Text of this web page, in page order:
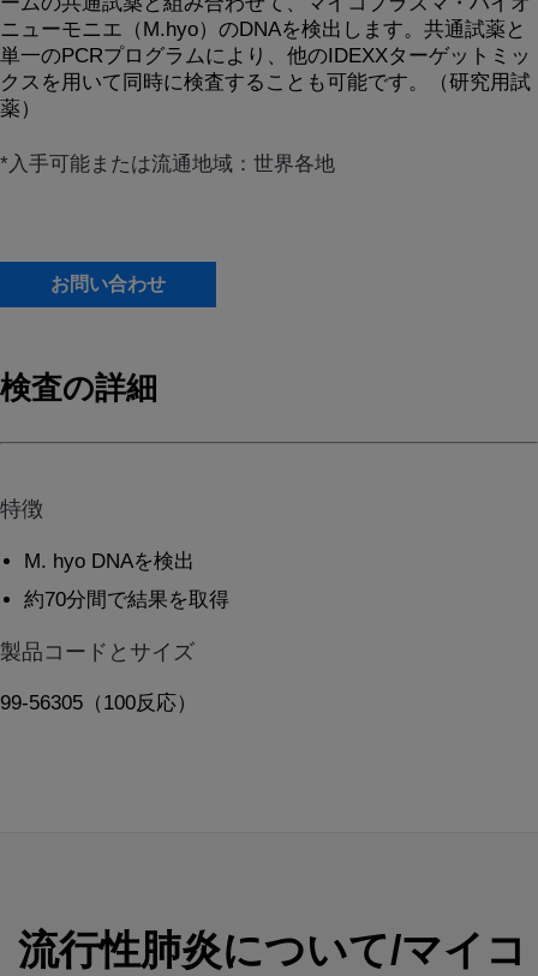
ニューモニエ（M.hyo）のDNAを検出します。共通試薬と
単一のPCRプログラムにより、他のIDEXXターゲットミッ
クスを用いて同時に検査することも可能です。（研究用試
薬）
*入手可能または流通地域：世界各地
お問い合わせ
検査の詳細
特徴
M. hyo DNAを検出
約70分間で結果を取得
製品コードとサイズ
99-56305（100反応）
流行性肺炎について/マイコ